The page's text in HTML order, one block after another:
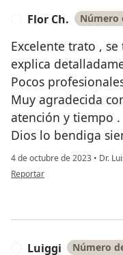
Flor Ch. Número
Excelente trato ,
explica
Pocos
Muy agradecida
atención y tiempo .
Dios lo bendiga
4 de octubre de 2023 • Dr.
en opinión del usuario Flor Ch.
Reportar
Luiggi Número